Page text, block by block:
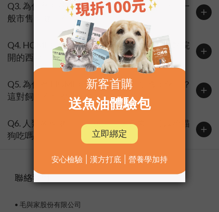
Q3. 為什麼毛孩保健要強調「中西合併」？與一
般市售保健品有何不同？
Q4. HOMI毛與家 的寵物保健品可以跟動物醫院
開的西藥一起吃嗎？
Q5. 為什麼 HOMI毛與家 強調「劑量透明化」？
這對飼主有什麼重要性？
Q6. 人類的保健品（如魚油、葉黃素）可以給貓
狗吃嗎？
聯絡我們
• 毛與家股份有限公司